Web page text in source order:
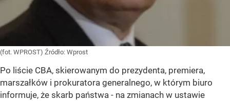
(fot. WPROST) Źródło: Wprost
Po liście CBA, skierowanym do prezydenta, premiera,
marszałków i prokuratora generalnego, w którym biuro
informuje, że skarb państwa - na zmianach w ustawie